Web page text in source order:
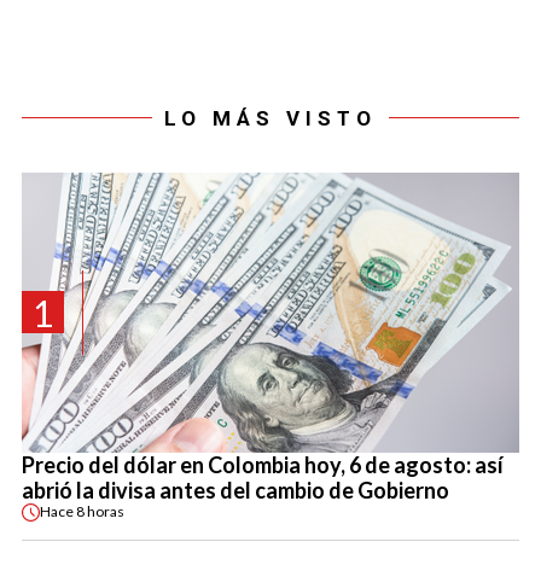
LO MÁS VISTO
1
Precio del dólar en Colombia hoy, 6 de agosto: así
abrió la divisa antes del cambio de Gobierno
Hace8 horas